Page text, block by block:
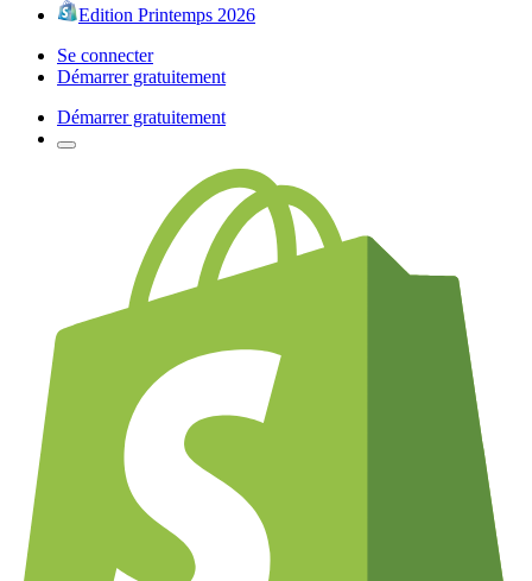
Edition Printemps 2026
Se connecter
Démarrer gratuitement
Démarrer gratuitement